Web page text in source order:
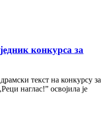
конкурса за
текст на конкурсу за
наглас!” освојила је